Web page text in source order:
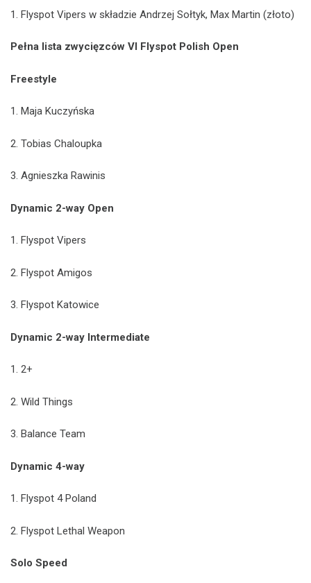
1. Flyspot Vipers w składzie Andrzej Sołtyk, Max Martin (złoto)
Pełna lista zwycięzców VI Flyspot Polish Open
Freestyle
1. Maja Kuczyńska
2. Tobias Chaloupka
3. Agnieszka Rawinis
Dynamic 2-way Open
1. Flyspot Vipers
2. Flyspot Amigos
3. Flyspot Katowice
Dynamic 2-way Intermediate
1. 2+
2. Wild Things
3. Balance Team
Dynamic 4-way
1. Flyspot 4 Poland
2. Flyspot Lethal Weapon
Solo Speed